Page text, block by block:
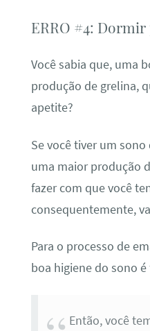
ERRO #4: Dormir
Você sabia que, uma
produção de grelina,
apetite?
Se você tiver um
uma maior produção
fazer com que você
consequentemente,
Para o processo de
boa higiene do sono
Então, você